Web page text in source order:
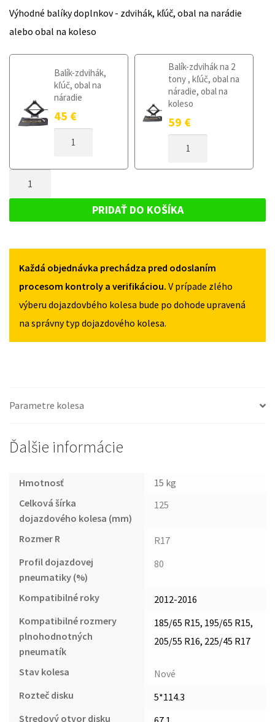
Výhodné balíky doplnkov - zdvihák, kľúč, obal na narádie
alebo obal na koleso
Balík-zdvihák,
kľúč, obal na
náradie
45 €
DOJAZDOVÉ
HYUNDAI
II
FL
5X114,3
Balík-zdvihák na 2
tony , kľúč, obal na
náradie, obal na
koleso
59 €
DOJAZDOVÉ
II
+
2016
125/80R17
HYUNDAI
2012-
125/80R17
5X114,3
PRIDAŤ DO KOŠÍKA
Každá objednávka prechádza pred odoslaním
procesom kontroly a verifikáciou. V prípade zlého
výberu dojazdovbého kolesa bude po dohode upravená
na správny typ dojazdového kolesa.
Parametre kolesa
Ďalšie informácie
Hmotnosť
15 kg
Celková šírka
dojazdového kolesa (mm)
125
Rozmer R
R17
Profil dojazdovej
pneumatiky (%)
80
Kompatibilné roky
2012-2016
Kompatibilné rozmery
plnohodnotných
pneumatík
185/65 R15, 195/65 R15,
205/55 R16, 225/45 R17
Stav kolesa
Nové
Rozteč disku
5*114.3
Stredový otvor disku